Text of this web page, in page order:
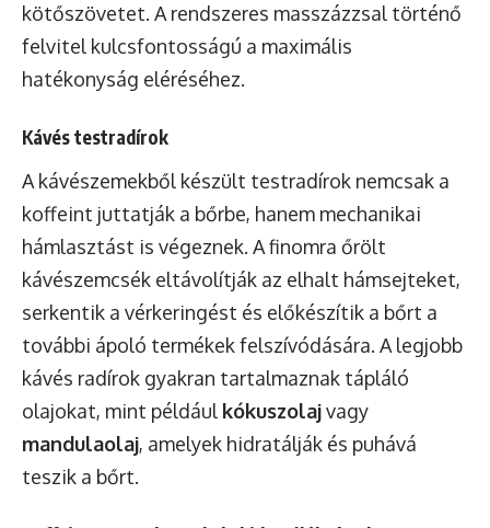
kötőszövetet. A rendszeres masszázzsal történő
felvitel kulcsfontosságú a maximális
hatékonyság eléréséhez.
Kávés testradírok
A kávészemekből készült testradírok nemcsak a
koffeint juttatják a bőrbe, hanem mechanikai
hámlasztást is végeznek. A finomra őrölt
kávészemcsék eltávolítják az elhalt hámsejteket,
serkentik a vérkeringést és előkészítik a bőrt a
további ápoló termékek felszívódására. A legjobb
kávés radírok gyakran tartalmaznak tápláló
olajokat, mint például kókuszolajvagy
mandulaolaj, amelyek hidratálják és puhává
teszik a bőrt.